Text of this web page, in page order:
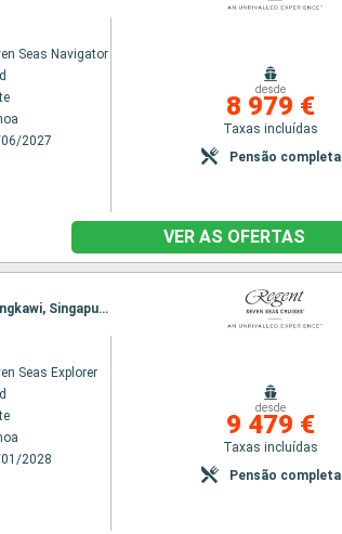
Seas Navigator
2027
desde
8 979 €
Taxas incluídas
Pensão completa
VER AS OFERTAS
Itinerário : Benoa, Komodo, Lombok, Probolinggo, Port Klang, Penang, Phuket, Langkawi, Singapura
Seas Explorer
2028
desde
9 479 €
Taxas incluídas
Pensão completa